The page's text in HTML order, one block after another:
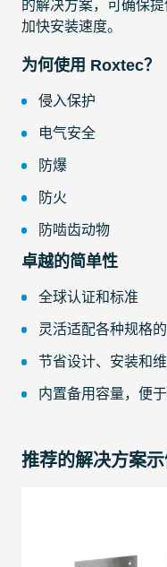
的解决方案，可确保
加快安装速度。
为何使用 Roxtec？
侵入保护
电气安全
防爆
防火
防啮齿动物
卓越的简单性
全球认证和标准
灵活适配各种规格
节省设计、安装和
内置备用容量，便
推荐的解决方案示